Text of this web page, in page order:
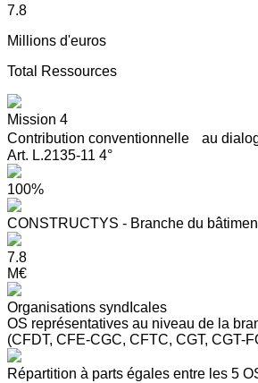
7.8
Millions d'euros
Total Ressources
Mission 4
Contribution conventionnelle au
Art. L.2135-11 4°
100%
CONSTRUCTYS - Branche du
7.8
M€
Organisations syndIcales
OS représentatives au niveau de la
(CFDT, CFE-CGC, CFTC, CGT, CGT-
Répartition à parts égales entre les 5